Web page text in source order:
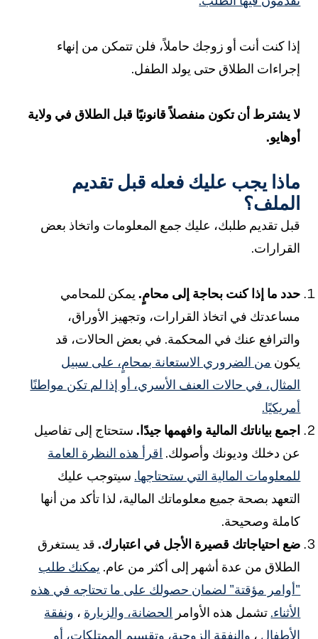
إذا كنت أنت أو زوجك حاملاً، فلن تتمكن من إنهاء
إجراءات الطلاق حتى يولد الطفل.
لا يشترط أن تكون منفصلاً قانونيًا قبل الطلاق في ولاية
أوهايو.
ماذا يجب عليك فعله قبل تقديم
الملف؟
قبل تقديم طلبك، عليك جمع المعلومات واتخاذ بعض
القرارات.
حدد ما إذا كنت بحاجة إلى محامٍ.يمكن للمحامي
مساعدتك في اتخاذ القرارات، وتجهيز الأوراق،
والترافع عنك في المحكمة. في بعض الحالات، قد
يكونمن الضروري الاستعانة بمحامٍ، على سبيل
المثال، في حالات العنف الأسري، أو إذا لم تكن مواطنًا
أمريكيًا.
اجمع بياناتك المالية وافهمها جيدًا.ستحتاج إلى تفاصيل
عن دخلك وديونك وأصولك.اقرأ هذه النظرة العامة
للمعلومات المالية التي ستحتاجها.سيتوجب عليك
التعهد بصحة جميع معلوماتك المالية، لذا تأكد من أنها
كاملة وصحيحة.
ضع احتياجاتك قصيرة الأجل في اعتبارك.قد يستغرق
الطلاق من عدة أشهر إلى أكثر من عام.يمكنك طلب
"أوامر مؤقتة" لضمان حصولك على ما تحتاجه في هذه
الأثناء.تشمل هذه الأوامرالحضانة، والزيارة، ونفقة
الأطفال،والنفقة الزوجية،وتقسيم الممتلكات، أو